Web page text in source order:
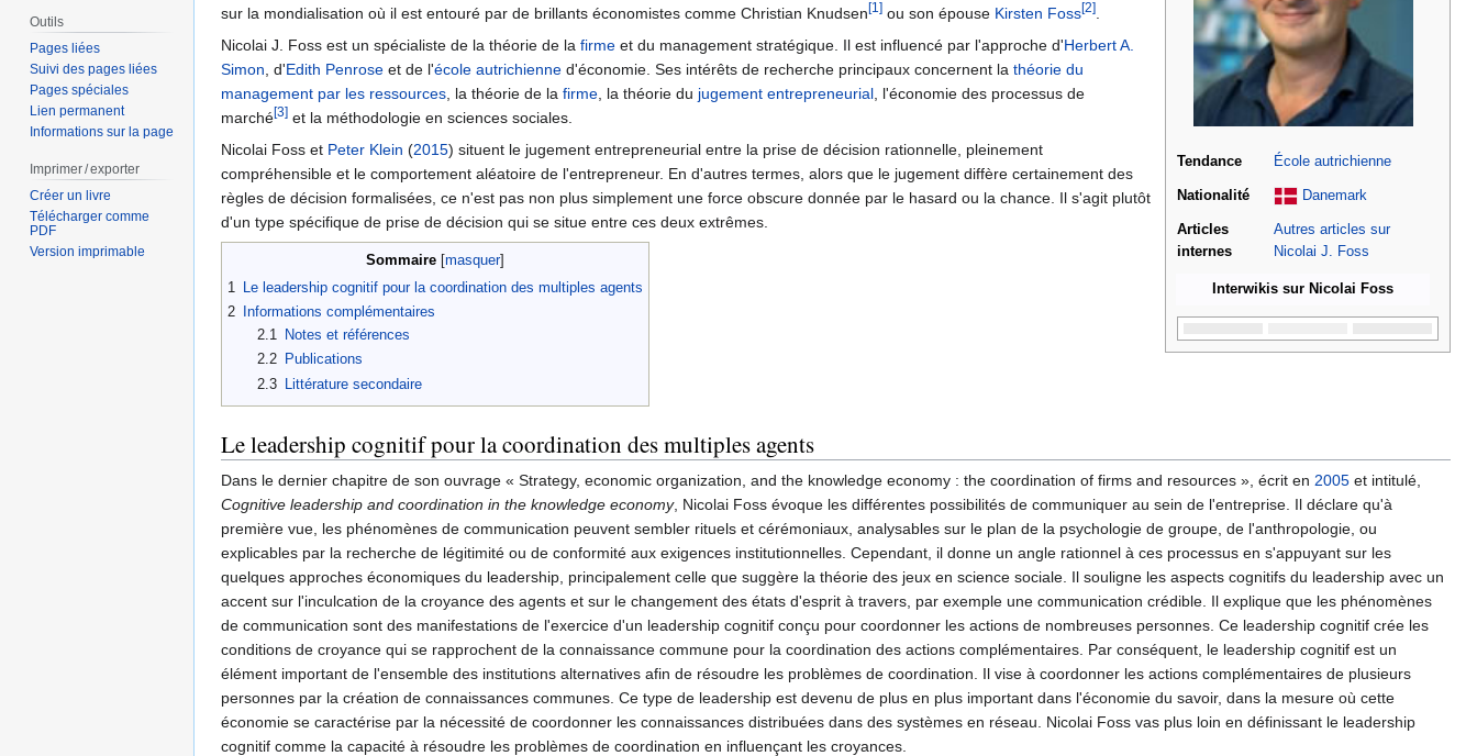
Tendance École autrichienne
Nationalité Danemark
Articles
internes
Autres articles sur
Nicolai J. Foss
Interwikis sur Nicolai Foss
sur la mondialisation où il est entouré par de brillants économistes comme Christian Knudsen[1] ou son épouse Kirsten Foss[2]
Nicolai J. Foss est un spécialiste de la théorie de la firme et du management stratégique. Il est influencé par l'approche d'Herbert A.
Simon , d'Edith Penrose et de l'école autrichienne d'économie. Ses intérêts de recherche principaux concernent la théorie du
management par les ressources , la théorie de la firme , la théorie du jugement entrepreneurial , l'économie des processus de
marché[3] et la méthodologie en sciences sociales.
Nicolai Foss et Peter Klein (2015) situent le jugement entrepreneurial entre la prise de décision rationnelle, pleinement
compréhensible et le comportement aléatoire de l'entrepreneur. En d'autres termes, alors que le jugement diffère certainement des
règles de décision formalisées, ce n'est pas non plus simplement une force obscure donnée par le hasard ou la chance. Il s'agit plutôt
d'un type spécifique de prise de décision qui se situe entre ces deux extrêmes.
Sommaire
1
Le leadership cognitif pour la coordination des multiples agents
2
Informations complémentaires
2.1
Notes et références
2.2
Publications
2.3 Littérature secondaire
Le leadership cognitif pour la coordination des multiples agents
Dans le dernier chapitre de son ouvrage « Strategy, economic organization, and the knowledge economy : the coordination of firms and resources », écrit en 2005 et intitulé,
Cognitive leadership and coordination in the knowledge economy, Nicolai Foss évoque les différentes possibilités de communiquer au sein de l'entreprise. Il déclare qu'à
première vue, les phénomènes de communication peuvent sembler rituels et cérémoniaux, analysables sur le plan de la psychologie de groupe, de l'anthropologie, ou
explicables par la recherche de légitimité ou de conformité aux exigences institutionnelles. Cependant, il donne un angle rationnel à ces processus en s'appuyant sur les
quelques approches économiques du leadership, principalement celle que suggère la théorie des jeux en science sociale. Il souligne les aspects cognitifs du leadership avec un
accent sur l'inculcation de la croyance des agents et sur le changement des états d'esprit à travers, par exemple une communication crédible. Il explique que les phénomènes
de communication sont des manifestations de l'exercice d'un leadership cognitif conçu pour coordonner les actions de nombreuses personnes. Ce leadership cognitif crée les
conditions de croyance qui se rapprochent de la connaissance commune pour la coordination des actions complémentaires. Par conséquent, le leadership cognitif est un
élément important de l'ensemble des institutions alternatives afin de résoudre les problèmes de coordination. Il vise à coordonner les actions complémentaires de plusieurs
personnes par la création de connaissances communes. Ce type de leadership est devenu de plus en plus important dans l'économie du savoir, dans la mesure où cette
économie se caractérise par la nécessité de coordonner les connaissances distribuées dans des systèmes en réseau. Nicolai Foss vas plus loin en définissant le leadership
cognitif comme la capacité à résoudre les problèmes de coordination en influençant les croyances.
Outils
Pages liées
Suivi des pages liées
Pages spéciales
Lien permanent
Informations sur la page
Imprimer / exporter
Créer un livre
Télécharger comme
PDF
Version imprimable